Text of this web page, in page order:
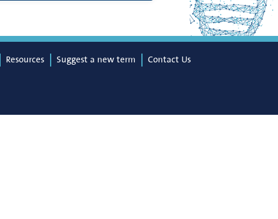
Resources Suggest a new term
Contact Us